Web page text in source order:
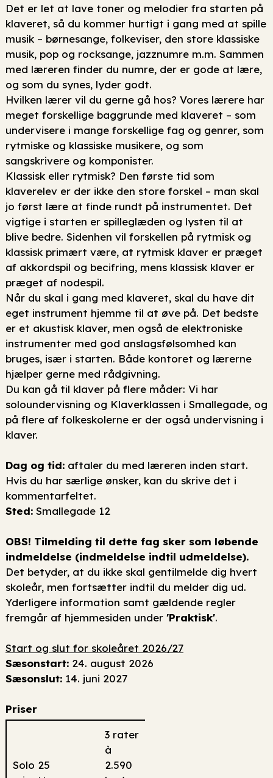
Det er let at lave toner og melodier fra starten på
klaveret, så du kommer hurtigt i gang med at spille
musik – børnesange, folkeviser, den store klassiske
musik, pop og rocksange, jazznumre m.m. Sammen
med læreren finder du numre, der er gode at lære,
og som du synes, lyder godt.
Hvilken lærer vil du gerne gå hos? Vores lærere har
meget forskellige baggrunde med klaveret – som
undervisere i mange forskellige fag og genrer, som
rytmiske og klassiske musikere, og som
sangskrivere og komponister.
Klassisk eller rytmisk? Den første tid som
klaverelev er der ikke den store forskel – man skal
jo først lære at finde rundt på instrumentet. Det
vigtige i starten er spilleglæden og lysten til at
blive bedre. Sidenhen vil forskellen på rytmisk og
klassisk primært være, at rytmisk klaver er præget
af akkordspil og becifring, mens klassisk klaver er
præget af nodespil.
Når du skal i gang med klaveret, skal du have dit
eget instrument hjemme til at øve på. Det bedste
er et akustisk klaver, men også de elektroniske
instrumenter med god anslagsfølsomhed kan
bruges, især i starten. Både kontoret og lærerne
hjælper gerne med rådgivning.
Du kan gå til klaver på flere måder: Vi har
soloundervisning og Klaverklassen i Smallegade, og
på flere af folkeskolerne er der også undervisning i
klaver.
Dag og tid: aftaler du med læreren inden start.
Hvis du har særlige ønsker, kan du skrive det i
kommentarfeltet.
Sted: Smallegade 12
OBS! Tilmelding til dette fag sker som løbende
indmeldelse (indmeldelse indtil udmeldelse).
Det betyder, at du ikke skal gentilmelde dig hvert
skoleår, men fortsætter indtil du melder dig ud.
Yderligere information samt gældende regler
fremgår af hjemmesiden under 'Praktisk'.
Start og slut for skoleåret 2026/27
Sæsonstart: 24. august 2026
Sæsonslut: 14. juni 2027
Priser
Solo 25
3 rater
à
2.590